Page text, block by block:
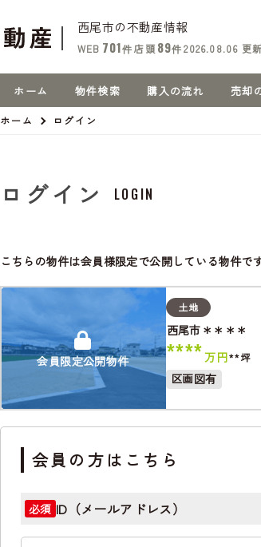
西尾市の不動産情報
WEB 701件 店頭 89件 2026.08.06 更新
ホーム 物件検索 購入の流れ 売却
ホーム ログイン
ログイン LOGIN
こちらの物件は会員様限定で公開している物件で
会員限定公開物件
土地
西尾市＊＊＊＊
****万円**坪
区画図有
会員の方はこちら
必須 ID（メールアドレス）